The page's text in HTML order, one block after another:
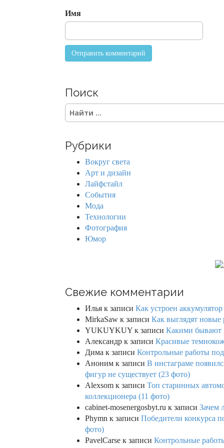
n
Имя
Поиск
S
c
Рубрики
Вокруг света
Арт и дизайн
Лайфстайл
События
Мода
Технологии
Фотография
Юмор
Свежие комментарии
Илья к записи Как устроен
MirkaSaw к записи Как выглядят новые
YUKUYKUY к записи Какими бывают
Александр к записи Красивые
Дима к записи Контрольные работы
Аноним к записи В инстаграме
фигур не существует (23 фото)
Alexsom к записи Топ старинных
коллекционера (11 фото)
cabinet-mosenergosbyt.ru к записи Зачем
Phymn к записи Победители конкурса
фото)
PavelCarse к записи Контрольные